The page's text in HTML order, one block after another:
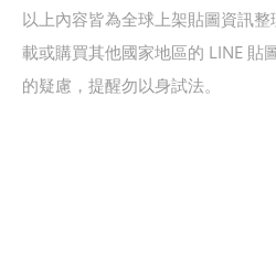
以上內容皆為全球上架貼圖資訊
載或購買其他國家地區的 LINE 貼
的疑慮，提醒勿以身試法。